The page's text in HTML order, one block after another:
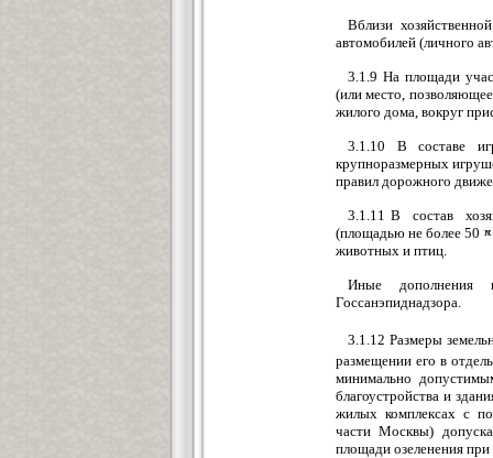
Вблизи
автомобилей (личного
3.1.9 На площади
(или место,
жилого дома, вокруг
3.1.10 В составе
крупноразмерных
правил дорожного
3.1.11 В состав
(площадью не более 50
животных и птиц.
Иные дополнения
Госсанэпиднадзора.
3.1.12 Размеры
размещении его в
минимально
благоустройства и
жилых комплексах с
части Москвы)
площади озеленения